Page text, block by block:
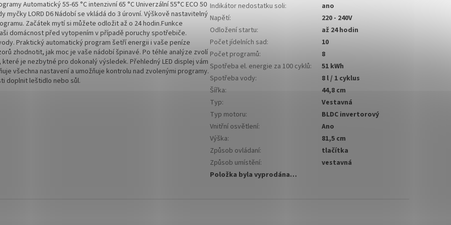
Automatický 55-65 °C intenzivní 65 °C Univerzální 55°C ECO 50
myčky LORD D6 Nádobí se vkládá do 3 úrovní. Výškově nastavitelný
Začátek mytí si můžete odložit až o 24 hodin.Funkce
domácnost před vytopením v případě poruchy spotřebiče.
Praktický automatický program šetří energii i vaše peníze
zhodnotit, jak moc je vaše nádobí špinavé. Po téhle analýze zvolí
je nezbytné pro dokonalý výsledek. Přehledný LED displej vám
všechna nastavení a umožňuje kontrolu nad zvolenými programy.
doplnit leštidlo nebo sůl.
Indikátor nedostatku soli:
ano
Napětí:
220 - 240V
Odložení startu:
až 24 hodin
Počet jídelních sad:
10
Počet programů:
8
Spotřeba el. energie za 100 cyklů:
51 kWh
Spotřeba vody:
8 l / 1 cyklus
Šířka:
44,8 cm
Typ:
Vestavná
Typ motoru:
BLDC invertorový
Vnitřní osvětlení:
Ano
Výška:
81,5 cm
Způsob ovládaní:
tlačítka
Způsob umístění:
vestavná
Položka byla vyprodána…